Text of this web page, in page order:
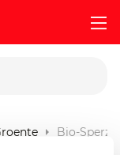
Bio-